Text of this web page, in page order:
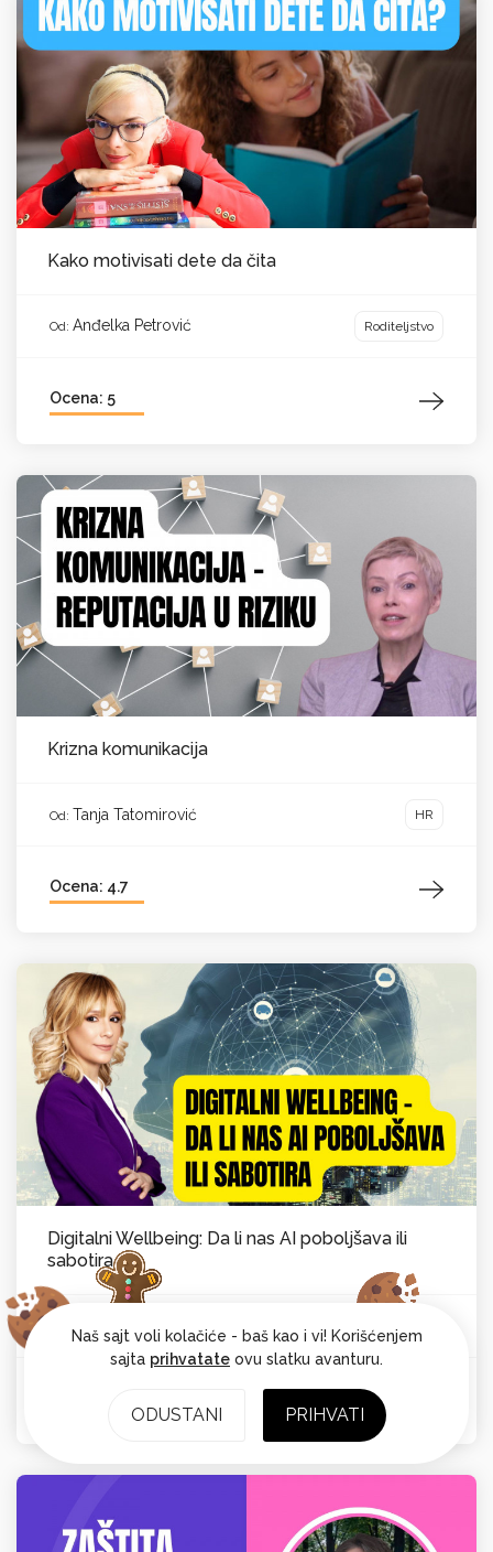
Kako motivisati dete da čita
Od: Anđelka Petrović Roditeljstvo
Ocena: 5
Krizna komunikacija
Od: Tanja Tatomirović HR
Ocena: 4.7
Digitalni Wellbeing: Da li nas AI poboljšava ili
sabotira
Od:
Naš sajt voli kolačiće - baš kao i vi! Korišćenjem
sajta prihvatate ovu slatku avanturu.
ODUSTANI PRIHVATI